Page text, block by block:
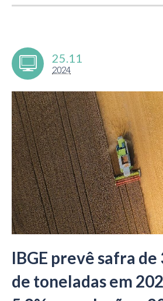
25.11
2024
IBGE prevê safra
de toneladas em